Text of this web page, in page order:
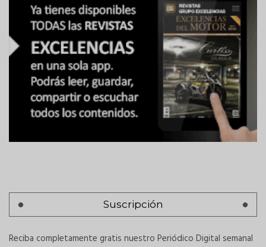
Suscripción
Reciba completamente gratis nuestro Periódico Digital semanal